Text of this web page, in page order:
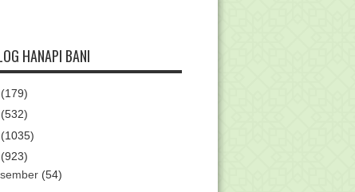
HANAPI BANI
(179)
(532)
(1035)
(923)
(54)